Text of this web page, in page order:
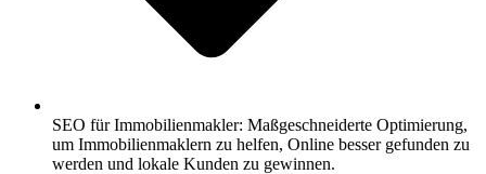
SEO für Immobilienmakler: Maßgeschneiderte Optimierung,
um Immobilienmaklern zu helfen, Online besser gefunden zu
werden und lokale Kunden zu gewinnen.